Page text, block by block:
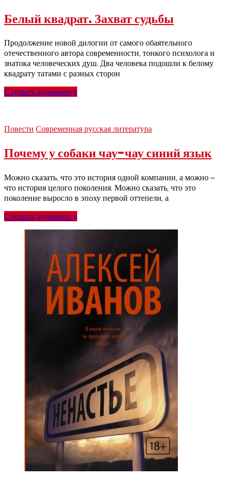
Белый квадрат. Захват судьбы
Продолжение новой дилогии от самого обаятельного
отечественного автора современности, тонкого психолога и
знатока человеческих душ. Два человека подошли к белому
квадрату татами с разных сторон
Слушать аудиокнигу
Повести Современная русская литература
Почему у собаки чау-чау синий язык
Можно сказать, что это история одной компании, а можно –
что история целого поколения. Можно сказать, что это
поколение выросло в эпоху первой оттепели, а
Слушать аудиокнигу